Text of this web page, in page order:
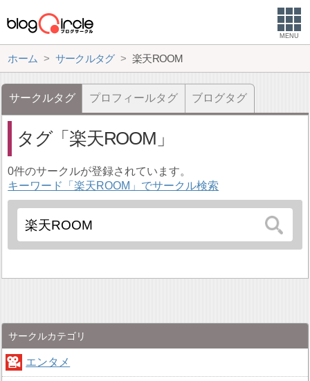
MENU
ホーム サークルタグ 楽天ROOM
サークルタグ プロフィールタグ ブログタグ
タグ 楽天ROOM
0件のサークルが登録されています。
キーワード「楽天ROOM」でサークル検索
サークルカテゴリ
エンタメ